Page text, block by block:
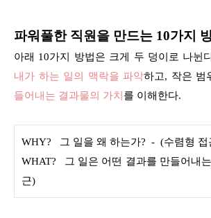
파워풀한 직원을 만드는 10가지
아래 10가지 방법은 크게 두 덩이로 나뉜
내가 하는 일의 맥락을 파악하고, 작은 범
들어내는 결과물의 가치 를 이해한다.
WHY? 그 일을 왜 하는가? - (수렴형 접
WHAT? 그 일은 어떤 결과를 만들어내
근)